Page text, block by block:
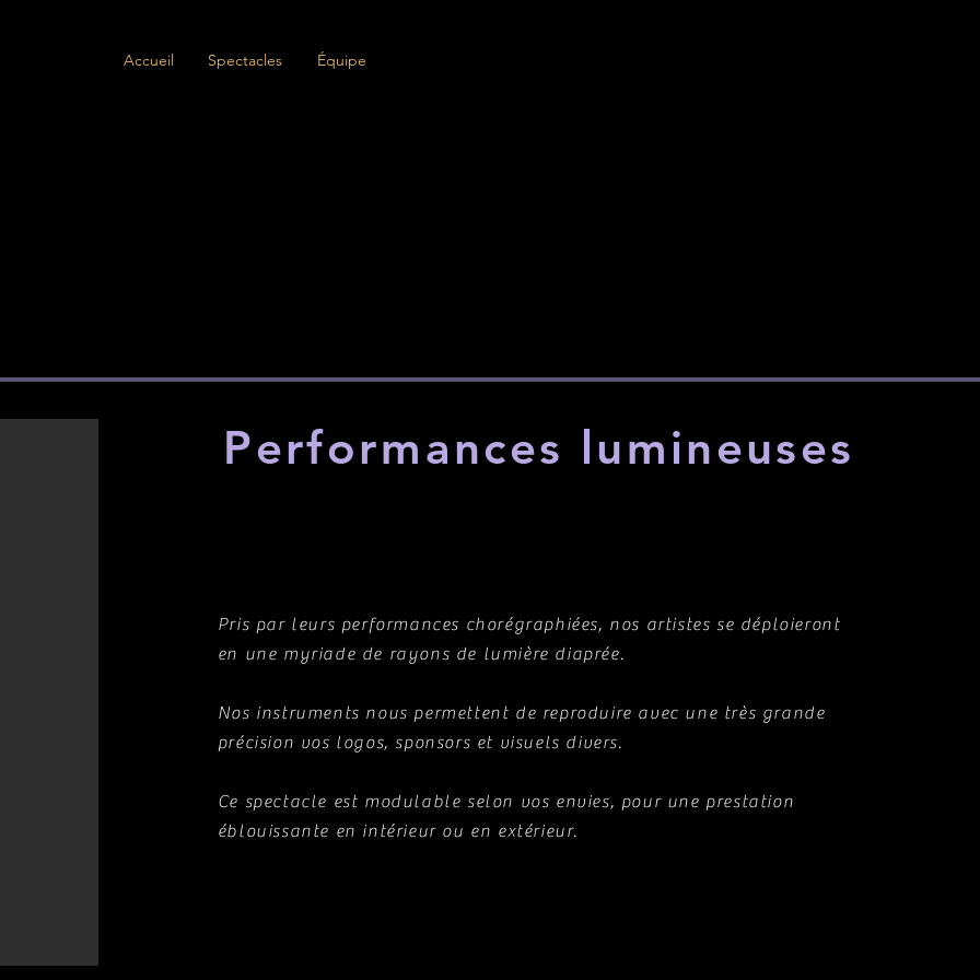
Accueil Spectacles Équipe
Performances lumineuses
Pris par leurs performances chorégraphiées, nos artistes se déploieront
en une myriade de rayons de lumière diaprée.
Nos instruments nous permettent de reproduire avec une très grande
précision vos logos, sponsors et visuels divers.
Ce spectacle est modulable selon vos envies, pour une prestation
éblouissante en intérieur ou en extérieur.